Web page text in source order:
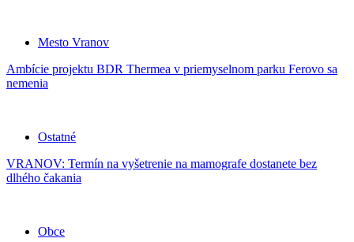
Mesto Vranov
Ambície projektu BDR Thermea v priemyselnom parku Ferovo sa
nemenia
Ostatné
VRANOV: Termín na vyšetrenie na mamografe dostanete bez
dlhého čakania
Obce